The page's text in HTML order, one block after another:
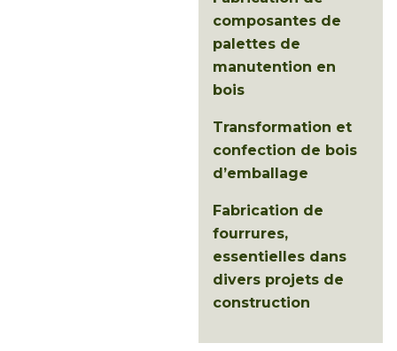
composantes de
palettes de
manutention en
bois
Transformation et
confection de bois
d’emballage
Fabrication de
fourrures,
essentielles dans
divers projets de
construction